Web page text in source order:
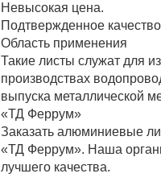
Невысокая цена.
Подтвержденное
Область применения
Такие листы служат для
производствах
выпуска металлической
«ТД Феррум»
Заказать алюминиевые
«ТД Феррум». Наша
лучшего качества.